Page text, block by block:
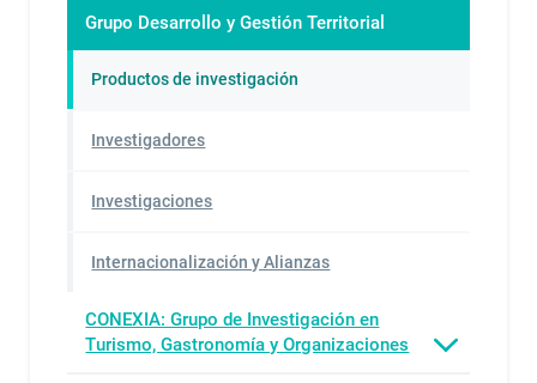
Grupo Desarrollo y Gestión Territorial
Productos de investigación
Investigadores
Investigaciones
Internacionalización y Alianzas
CONEXIA: Grupo de Investigación en
Turismo, Gastronomía y Organizaciones